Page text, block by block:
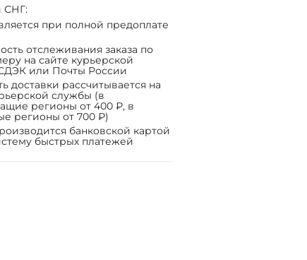
СНГ:
при полной предоплате
отслеживания заказа по
на сайте курьерской
или Почты России
доставки рассчитывается на
службы (в
регионы от 400 ₽, в
регионы от 700 ₽)
банковской картой
быстрых платежей